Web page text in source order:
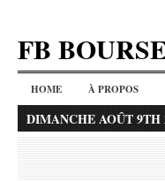
FB
HOME À PROPOS
DIMANCHE AOÛT 9TH